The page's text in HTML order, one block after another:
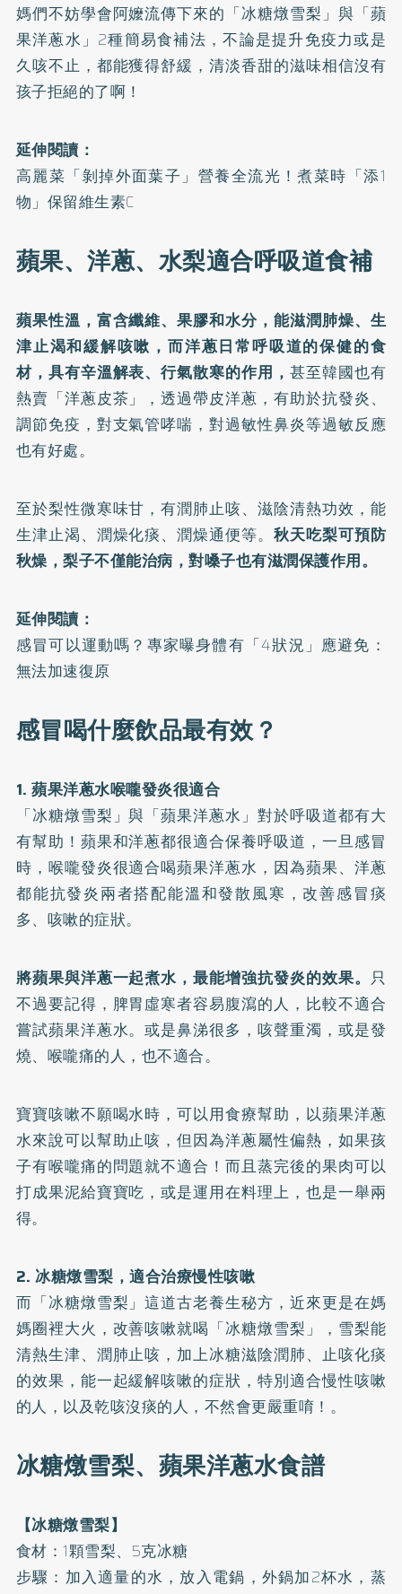
媽們不妨學會阿嬤流傳下來的「冰糖燉雪梨」與「蘋
果洋蔥水」2種簡易食補法，不論是提升免疫力或是
久咳不止，都能獲得舒緩，清淡香甜的滋味相信沒有
孩子拒絕的了啊！
延伸閱讀：
高麗菜「剝掉外面葉子」營養全流光！煮菜時「添1
物」保留維生素C
蘋果、洋蔥、水梨適合呼吸道食補
蘋果性溫，富含纖維、果膠和水分，能滋潤肺燥、生
津止渴和緩解咳嗽，而洋蔥日常呼吸道的保健的食
材，具有辛溫解表、行氣散寒的作用， 甚至韓國也有
熱賣「洋蔥皮茶」，透過帶皮洋蔥，有助於抗發炎、
調節免疫，對支氣管哮喘，對過敏性鼻炎等過敏反應
也有好處。
至於梨性微寒味甘，有潤肺止咳、滋陰清熱功效，能
生津止渴、潤燥化痰、潤燥通便等。 秋天吃梨可預防
秋燥，梨子不僅能治病，對嗓子也有滋潤保護作用。
延伸閱讀：
感冒可以運動嗎？專家曝身體有「4狀況」應避免：
無法加速復原
感冒喝什麼飲品最有效？
1. 蘋果洋蔥水喉嚨發炎很適合
「冰糖燉雪梨」與「蘋果洋蔥水」對於呼吸道都有大
有幫助！蘋果和洋蔥都很適合保養呼吸道，一旦感冒
時，喉嚨發炎很適合喝蘋果洋蔥水，因為蘋果、洋蔥
都能抗發炎兩者搭配能溫和發散風寒，改善感冒痰
多、咳嗽的症狀。
將蘋果與洋蔥一起煮水，最能增強抗發炎的效果。 只
不過要記得，脾胃虛寒者容易腹瀉的人，比較不適合
嘗試蘋果洋蔥水。或是鼻涕很多，咳聲重濁，或是發
燒、喉嚨痛的人，也不適合。
寶寶咳嗽不願喝水時，可以用食療幫助，以蘋果洋蔥
水來說可以幫助止咳，但因為洋蔥屬性偏熱，如果孩
子有喉嚨痛的問題就不適合！而且蒸完後的果肉可以
打成果泥給寶寶吃，或是運用在料理上，也是一舉兩
得。
2. 冰糖燉雪梨，適合治療慢性咳嗽
而「冰糖燉雪梨」這道古老養生秘方，近來更是在媽
媽圈裡大火，改善咳嗽就喝「冰糖燉雪梨」，雪梨能
清熱生津、潤肺止咳，加上冰糖滋陰潤肺、止咳化痰
的效果，能一起緩解咳嗽的症狀，特別適合慢性咳嗽
的人，以及乾咳沒痰的人，不然會更嚴重唷！。
冰糖燉雪梨、蘋果洋蔥水食譜
【冰糖燉雪梨】
食材：1顆雪梨、5克冰糖
步驟：加入適量的水，放入電鍋，外鍋加2杯水，蒸